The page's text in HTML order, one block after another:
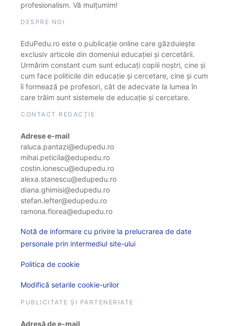
profesionalism. Vă mulțumim!
DESPRE NOI
EduPedu.ro este o publicație online care găzduiește
exclusiv articole din domeniul educației și cercetării.
Urmărim constant cum sunt educați copiii noștri, cine și
cum face politicile din educație și cercetare, cine și cum
îi formează pe profesori, cât de adecvate la lumea în
care trăim sunt sistemele de educație și cercetare.
CONTACT REDACȚIE
Adrese e-mail
raluca.pantazi@edupedu.ro
mihai.peticila@edupedu.ro
costin.ionescu@edupedu.ro
alexa.stanescu@edupedu.ro
diana.ghimisi@edupedu.ro
stefan.lefter@edupedu.ro
ramona.florea@edupedu.ro
Notă de informare cu privire la prelucrarea de date
personale prin intermediul site-ului
Politica de cookie
Modifică setarile cookie-urilor
PUBLICITATE ȘI PARTENERIATE
Adresă de e-mail